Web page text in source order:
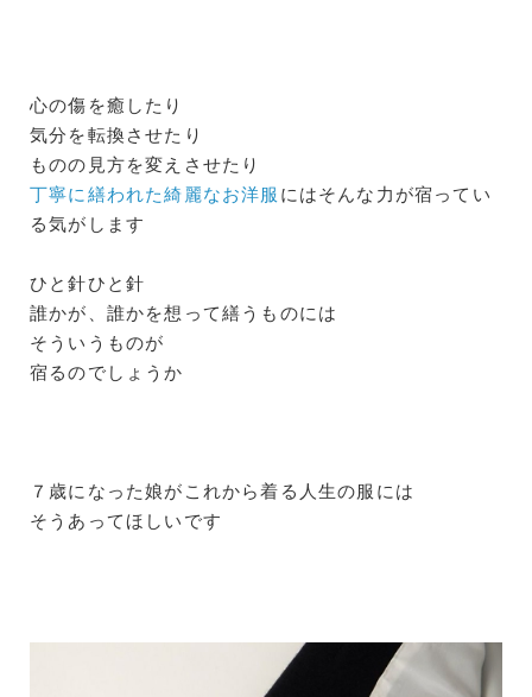
心の傷を癒したり
気分を転換させたり
ものの見方を変えさせたり
丁寧に繕われた綺麗なお洋服 にはそんな力が宿ってい
る気がします
ひと針ひと針
誰かが、誰かを想って繕うものには
そういうものが
宿るのでしょうか
７歳になった娘がこれから着る人生の服には
そうあってほしいです